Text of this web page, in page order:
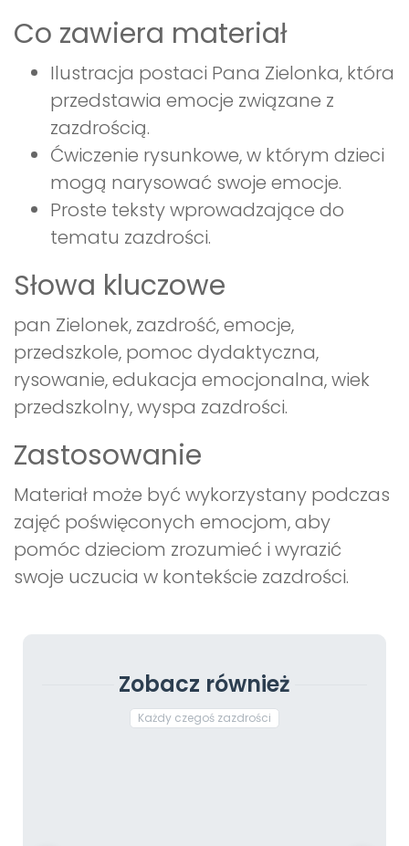
Co zawiera materiał
Ilustracja postaci Pana Zielonka, która
przedstawia emocje związane z
zazdrością.
Ćwiczenie rysunkowe, w którym dzieci
mogą narysować swoje emocje.
Proste teksty wprowadzające do
tematu zazdrości.
Słowa kluczowe
pan Zielonek, zazdrość, emocje,
przedszkole, pomoc dydaktyczna,
rysowanie, edukacja emocjonalna, wiek
przedszkolny, wyspa zazdrości.
Zastosowanie
Materiał może być wykorzystany podczas
zajęć poświęconych emocjom, aby
pomóc dzieciom zrozumieć i wyrazić
swoje uczucia w kontekście zazdrości.
Zobacz również
Każdy czegoś zazdrości